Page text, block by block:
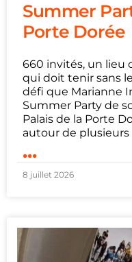
Summer
Porte Dorée
660 invités, un lieu
qui doit tenir sans
défi que Marianne
Summer Party de
Palais de la Porte
autour de plusieurs
...
8 juillet 2026